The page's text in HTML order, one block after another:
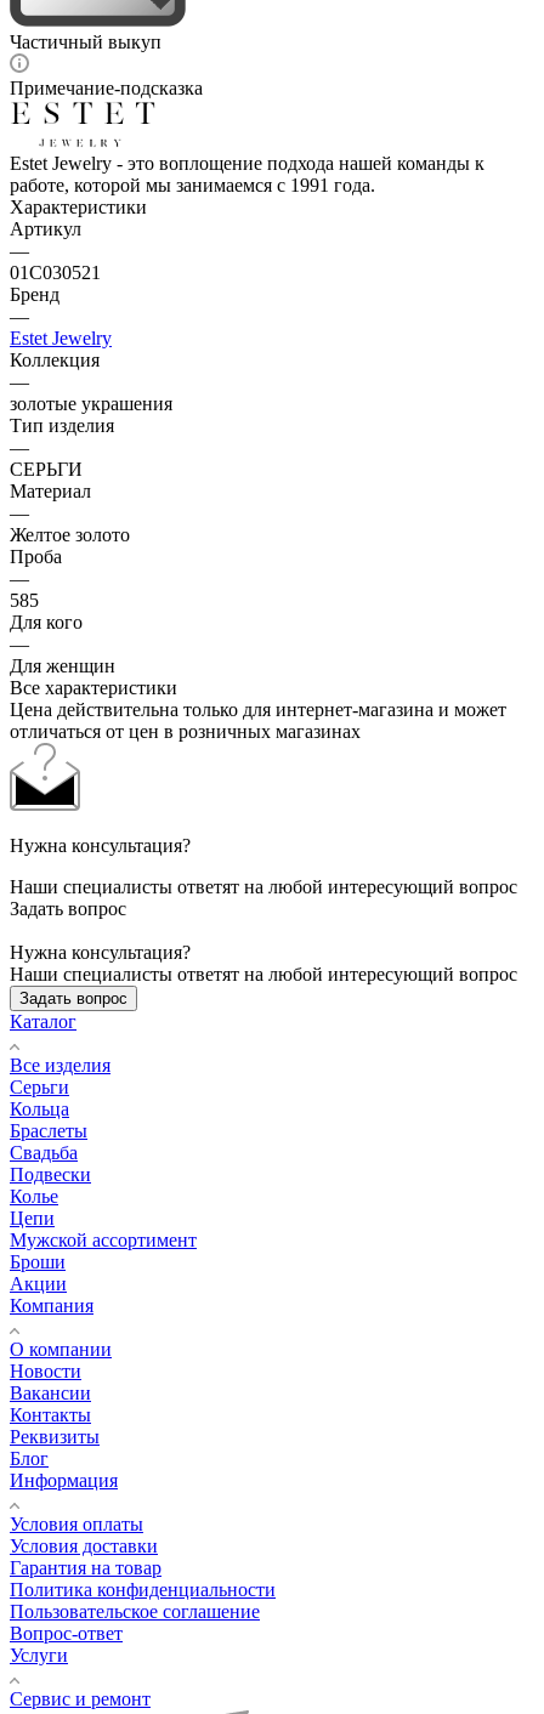
Частичный выкуп
Примечание-подсказка
Estet Jewelry - это воплощение подхода нашей команды к
работе, которой мы занимаемся с 1991 года.
Характеристики
Артикул
—
01С030521
Бренд
—
Estet Jewelry
Коллекция
—
золотые украшения
Тип изделия
—
СЕРЬГИ
Материал
—
Желтое золото
Проба
—
585
Для кого
—
Для женщин
Все характеристики
Цена действительна только для интернет-магазина и может
отличаться от цен в розничных магазинах
Нужна консультация?
Наши специалисты ответят на любой интересующий вопрос
Задать вопрос
Нужна консультация?
Наши специалисты ответят на любой интересующий вопрос
Задать вопрос
Каталог
Все изделия
Серьги
Кольца
Браслеты
Свадьба
Подвески
Колье
Цепи
Мужской ассортимент
Броши
Акции
Компания
О компании
Новости
Вакансии
Контакты
Реквизиты
Блог
Информация
Условия оплаты
Условия доставки
Гарантия на товар
Политика конфиденциальности
Пользовательское соглашение
Вопрос-ответ
Услуги
Сервис и ремонт